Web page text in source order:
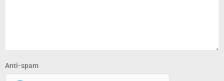
Anti-spam